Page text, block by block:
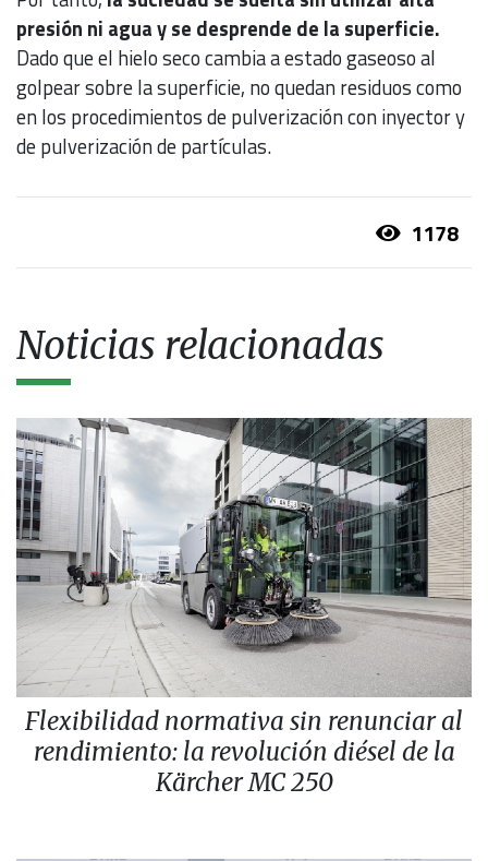
presión ni agua y se desprende de la superficie.
Dado que el hielo seco cambia a estado gaseoso al
golpear sobre la superficie, no quedan residuos como
en los procedimientos de pulverización con inyector y
de pulverización de partículas.
1178
Noticias relacionadas
Flexibilidad normativa sin renunciar al
rendimiento: la revolución diésel de la
Kärcher MC 250